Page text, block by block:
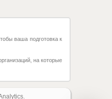
ваша подготовка к
на которые